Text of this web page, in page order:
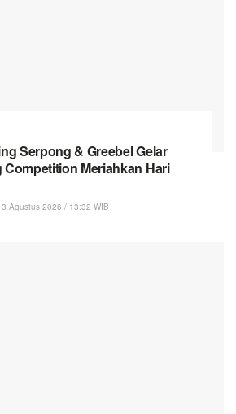
Serpong & Greebel Gelar
Meriahkan Hari
Agustus 2026 / 13:32 WIB